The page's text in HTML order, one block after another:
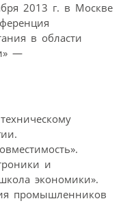
2013 г. в Москве
в области
—
и
экономики».
промышленников